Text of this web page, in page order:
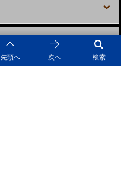
検索
先頭へ 次へ